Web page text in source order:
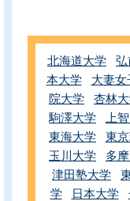
北海道大学 弘
本大学
大妻女
院大学
杏林
駒澤大学
上
東海大学
東
玉川大学
多
津田塾大学
学
日本大学